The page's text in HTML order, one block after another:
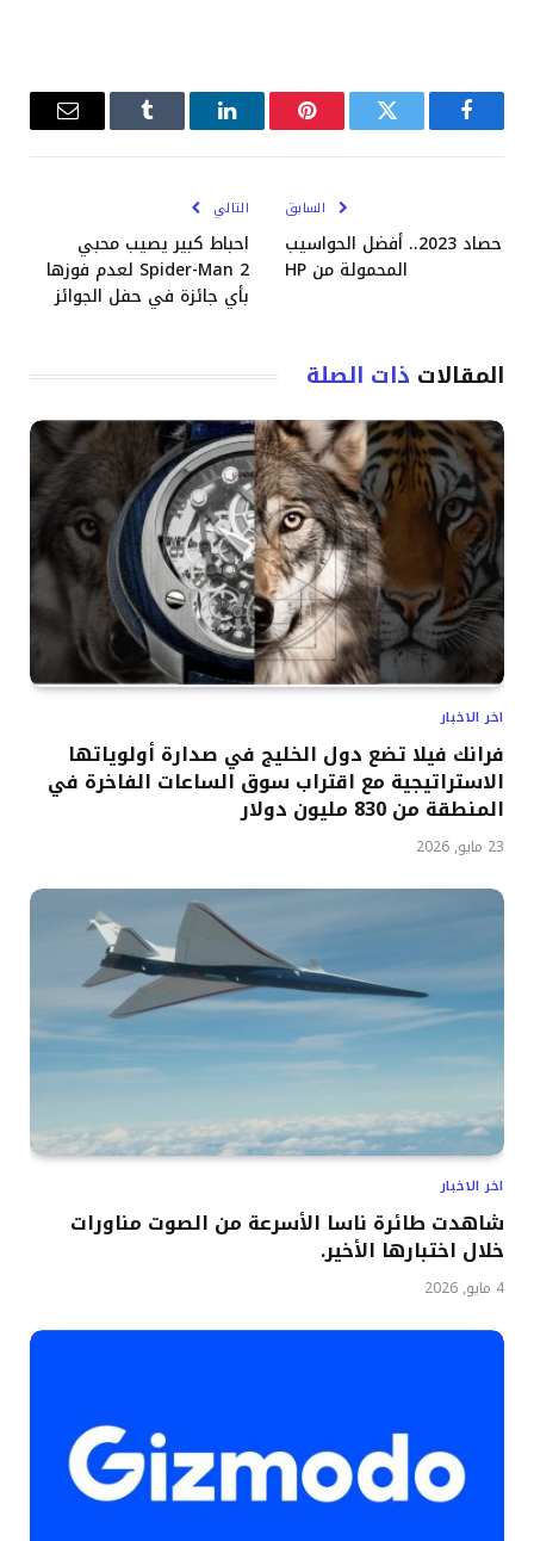
فيسبوكتويتر بينتيريستلينكدإن Tumblrالبريد
السابق
حصاد 2023.. أفضل الحواسيب
المحمولة من HP
التالي
احباط كبير يصيب محبي
Spider-Man 2 لعدم فوزها
بأي جائزة في حفل الجوائز
المقالات ذات الصلة
اخر الاخبار
فرانك فيلا تضع دول الخليج في صدارة أولوياتها
الاستراتيجية مع اقتراب سوق الساعات الفاخرة في
المنطقة من 830 مليون دولار
23 مايو, 2026
اخر الاخبار
شاهدت طائرة ناسا الأسرعة من الصوت مناورات
خلال اختبارها الأخير.
4 مايو, 2026